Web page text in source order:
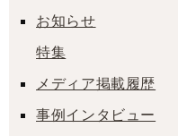
お知らせ
特集
メディア掲載履歴
事例インタビュー